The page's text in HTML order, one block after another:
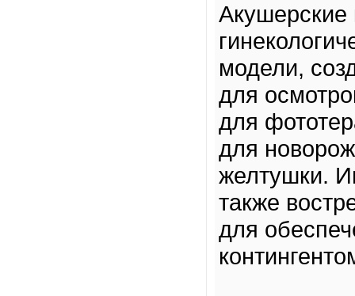
Акушерские
модели,
для
для
для
желтушки.
также
для